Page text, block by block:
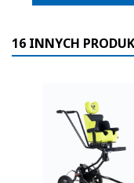
16 INNYCH